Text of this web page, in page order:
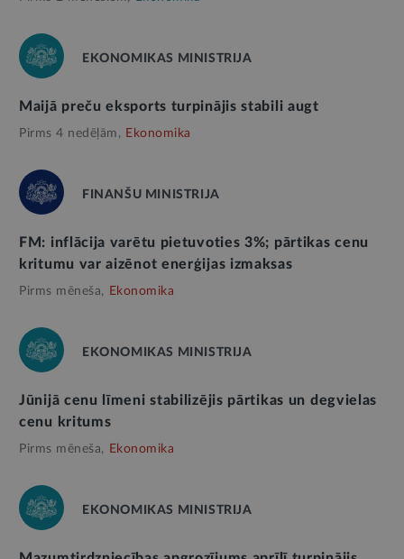
EKONOMIKAS MINISTRIJA
Maijā preču eksports turpinājis stabili augt
Pirms 4 nedēļām, Ekonomika
FINANŠU MINISTRIJA
FM: inflācija varētu pietuvoties 3%; pārtikas cenu
kritumu var aizēnot enerģijas izmaksas
Pirms mēneša, Ekonomika
EKONOMIKAS MINISTRIJA
Jūnijā cenu līmeni stabilizējis pārtikas un degvielas
cenu kritums
Pirms mēneša, Ekonomika
EKONOMIKAS MINISTRIJA